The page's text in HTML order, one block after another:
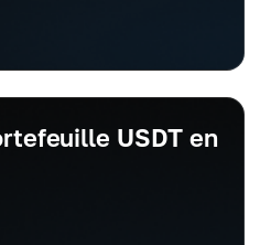
USDT en